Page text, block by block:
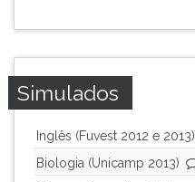
Simulados
Inglês (Fuvest 2012 e 2013)
Biologia (Unicamp 2013)